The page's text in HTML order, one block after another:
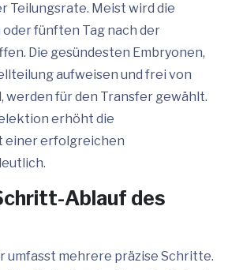
Teilungsrate. Meist wird die
fünften Tag nach der
Die gesündesten Embryonen,
aufweisen und frei von
werden für den Transfer gewählt.
erhöht die
einer erfolgreichen
Ablauf des
umfasst mehrere präzise Schritte.